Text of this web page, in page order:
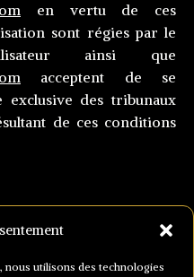
utilisons des technologies
en vertu de ces
sont régies par le
ainsi que
acceptent de se
exclusive des tribunaux
de ces conditions